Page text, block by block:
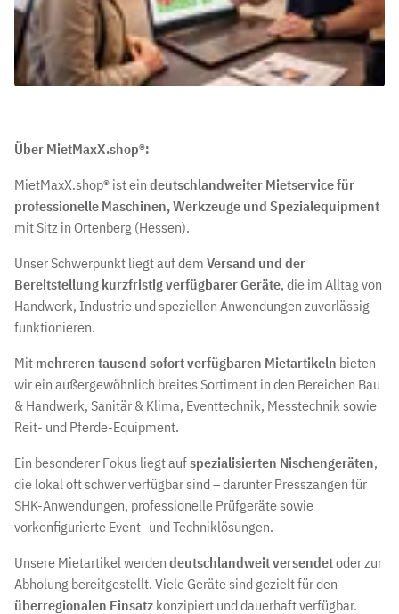
Über MietMaxX.shop®:
MietMaxX.shop® ist ein deutschlandweiter Mietservice für
professionelle Maschinen, Werkzeuge und Spezialequipment
mit Sitz in Ortenberg (Hessen).
Unser Schwerpunkt liegt auf dem Versand und der
Bereitstellung kurzfristig verfügbarer Geräte, die im Alltag von
Handwerk, Industrie und speziellen Anwendungen zuverlässig
funktionieren.
Mit mehreren tausend sofort verfügbaren Mietartikeln bieten
wir ein außergewöhnlich breites Sortiment in den Bereichen Bau
& Handwerk, Sanitär & Klima, Eventtechnik, Messtechnik sowie
Reit- und Pferde-Equipment.
Ein besonderer Fokus liegt aufspezialisierten Nischengeräten,
die lokal oft schwer verfügbar sind – darunter Presszangen für
SHK-Anwendungen, professionelle Prüfgeräte sowie
vorkonfigurierte Event- und Techniklösungen.
Unsere Mietartikel werden deutschlandweit versendetoder zur
Abholung bereitgestellt. Viele Geräte sind gezielt für den
überregionalen Einsatz konzipiert und dauerhaft verfügbar.